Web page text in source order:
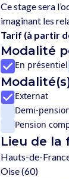
Ce stage sera
Tarif (à partir
Modalité
En présentiel
Externat
Demi-
Pension
Lieu de la
Hauts-de-
Oise (60)